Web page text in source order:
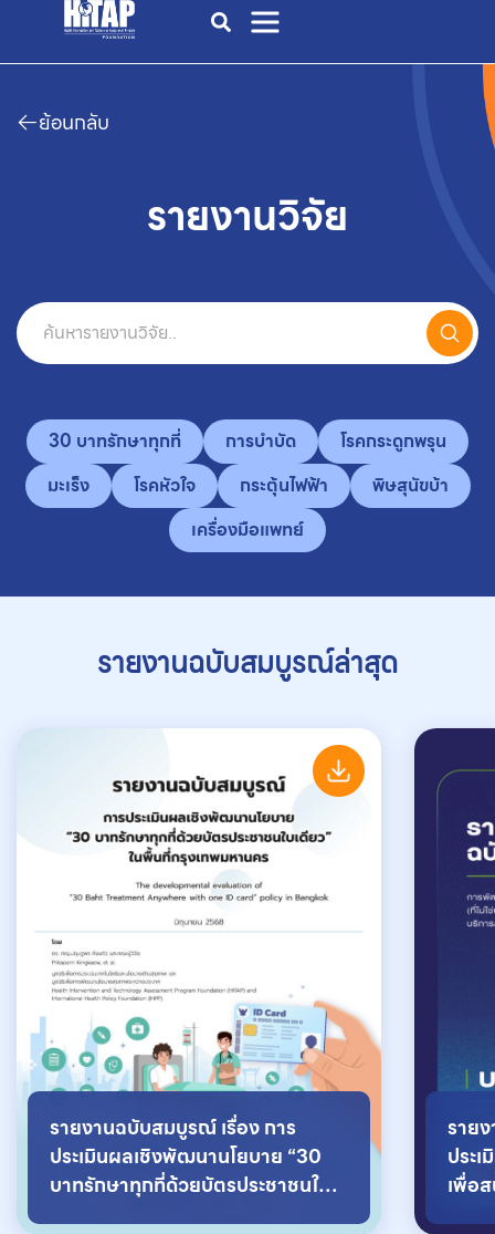
ย้อนกลับ
รายงานวิจัย
30 บาทรักษาทุกที่ การบำบัด
โรคกระดูกพรุน
มะเร็ง
โรคหัวใจ กระตุ้นไฟฟ้า
พิษสุนัขบ้า
เครื่องมือแพทย์
รายงานฉบับสมบูรณ์ล่าสุด
รายงานฉบับสมบูรณ์ เรื่อง การ
ประเมินผลเชิงพัฒนานโยบาย “30
บาทรักษาทุกที่ด้วยบัตรประชาชนใบ
ราย
ประ
เพื่อ